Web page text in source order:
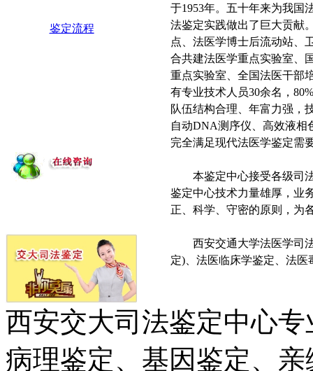
鉴定流程
于1953年。五十年来为我国
法鉴定实践做出了巨大贡献
点、法医学博士后流动站、
合共建法医学重点实验室、
重点实验室、全国法医干部
有专业技术人员30余名，
队伍结构合理、年富力强，
自动DNA测序仪、高效液相
完全满足现代法医学鉴定需
本鉴定中心接受各级司法
鉴定中心技术力量雄厚，业
正、科学、守密的原则，为
西安交通大学法医学司法
定)、法医临床学鉴定、法
西安交大司法鉴定中心专
病理鉴定、基因鉴定、